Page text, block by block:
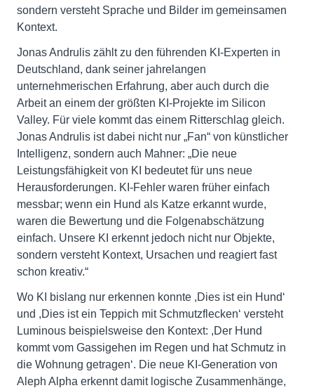
sondern versteht Sprache und Bilder im gemeinsamen
Kontext.
Jonas Andrulis zählt zu den führenden KI-Experten in
Deutschland, dank seiner jahrelangen
unternehmerischen Erfahrung, aber auch durch die
Arbeit an einem der größten KI-Projekte im Silicon
Valley. Für viele kommt das einem Ritterschlag gleich.
Jonas Andrulis ist dabei nicht nur „Fan“ von künstlicher
Intelligenz, sondern auch Mahner: „Die neue
Leistungsfähigkeit von KI bedeutet für uns neue
Herausforderungen. KI-Fehler waren früher einfach
messbar; wenn ein Hund als Katze erkannt wurde,
waren die Bewertung und die Folgenabschätzung
einfach. Unsere KI erkennt jedoch nicht nur Objekte,
sondern versteht Kontext, Ursachen und reagiert fast
schon kreativ.“
Wo KI bislang nur erkennen konnte ,Dies ist ein Hund‘
und ,Dies ist ein Teppich mit Schmutzflecken‘ versteht
Luminous beispielsweise den Kontext: ,Der Hund
kommt vom Gassigehen im Regen und hat Schmutz in
die Wohnung getragen‘. Die neue KI-Generation von
Aleph Alpha erkennt damit logische Zusammenhänge,